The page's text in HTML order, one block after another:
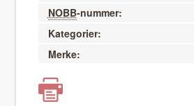
NOBB-nummer:
Kategorier:
Merke: